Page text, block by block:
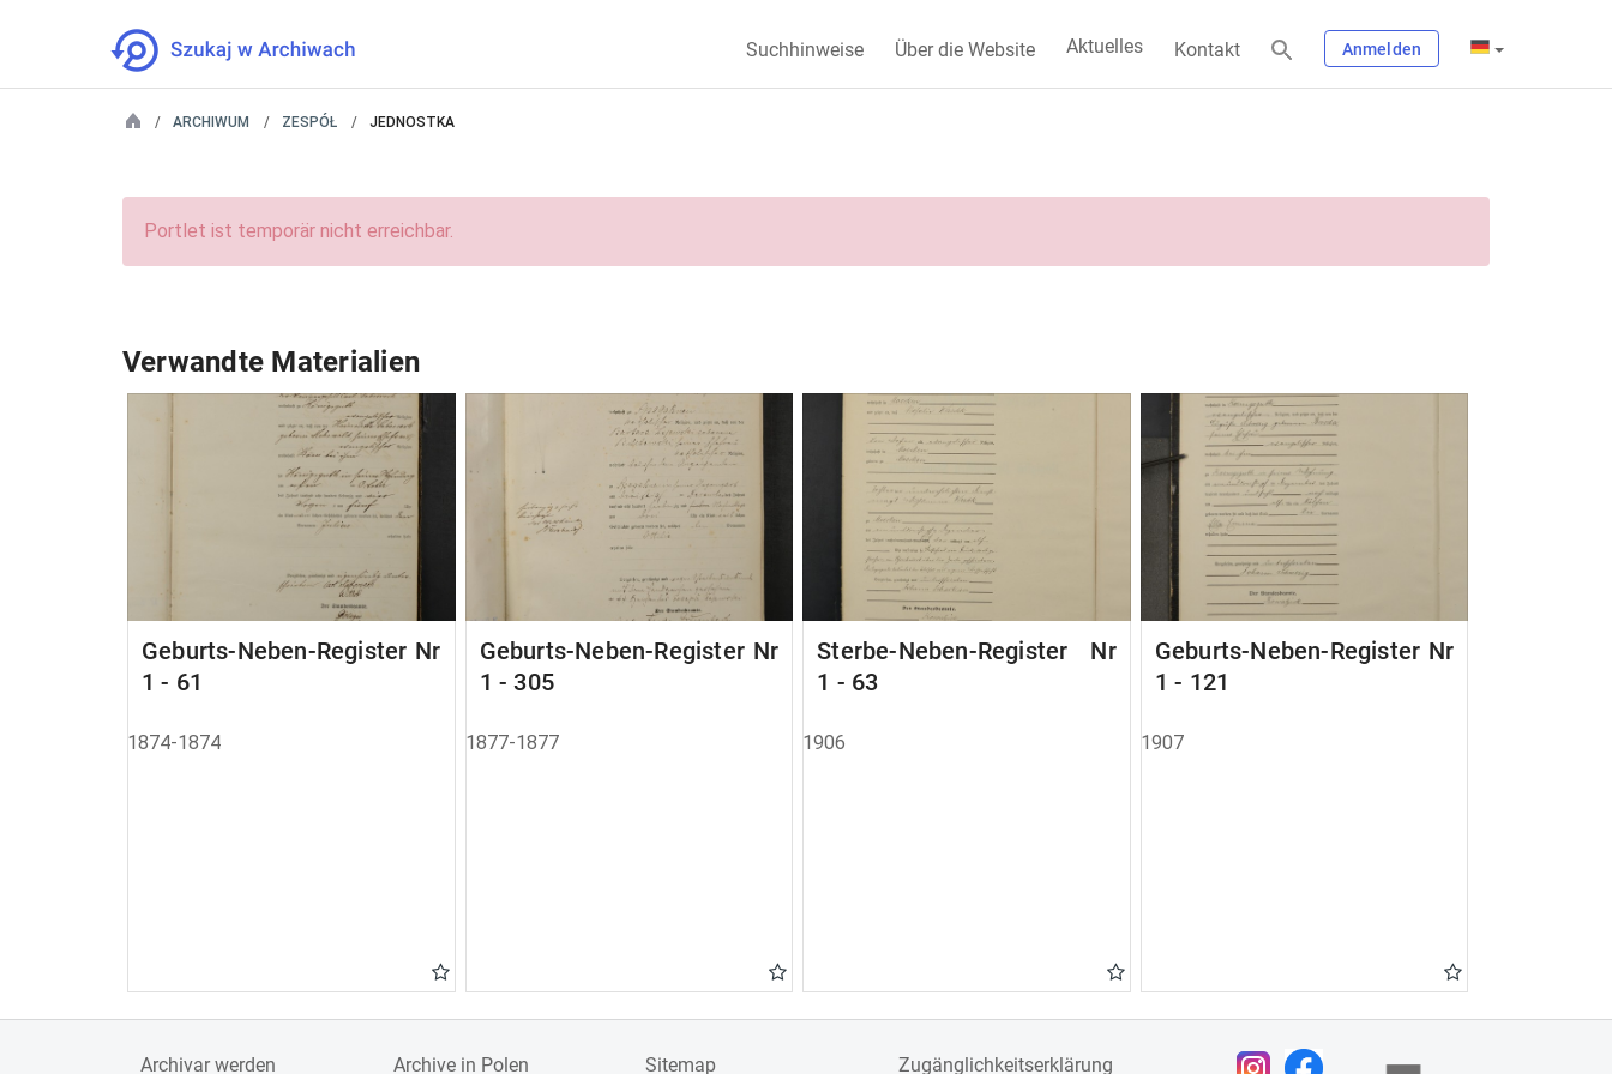
Suchhinweise Über die Website Aktuelles Kontakt Anmelden
ARCHIWUM ZESPÓŁ JEDNOSTKA
Portlet ist temporär nicht erreichbar.
Verwandte Materialien
Geburts-Neben-Register Nr
1 - 61
1874-1874
Geburts-Neben-Register Nr
1 - 305
1877-1877
Sterbe-Neben-Register Nr
1 - 63
1906
Geburts-Neben-Register Nr
1 - 121
1907
Archivar werden Archive in Polen Sitemap Zugänglichkeitserklärung